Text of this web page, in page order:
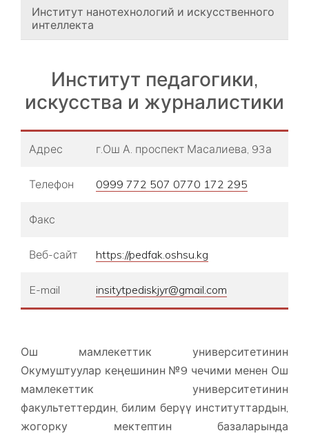
Институт нанотехнологий и искусственного
интеллекта
Институт педагогики,
искусства и журналистики
Адрес г.Ош А. проспект Масалиева, 93а
Телефон 0999 772 507 0770 172 295
Факс
Веб-сайт https://pedfak.oshsu.kg
E-mail insitytpediskjyr@gmail.com
Ош мамлекеттик университетинин
Окумуштуулар кеңешинин №9 чечими менен Ош
мамлекеттик университетинин
факультеттердин, билим берүү институттардын,
жогорку мектептин базаларында